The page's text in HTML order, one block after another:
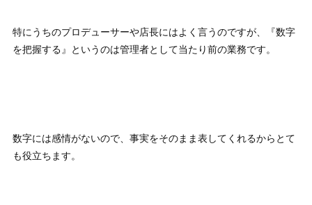
特にうちのプロデューサーや店長にはよく言うのですが、『数字
を把握する』というのは管理者として当たり前の業務です。
数字には感情がないので、事実をそのまま表してくれるからとて
も役立ちます。